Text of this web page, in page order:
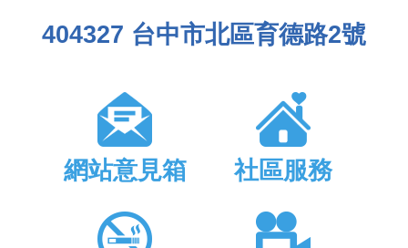
404327 台中市北區育德路2號
網站意見箱 社區服務